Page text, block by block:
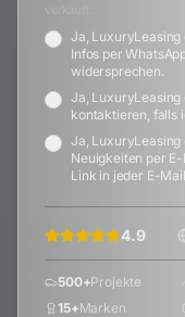
Ja, LuxuryLeasing
Infos per
widersprechen.
Ja, LuxuryLeasing
kontaktieren, falls
Ja, LuxuryLeasing
Neuigkeiten per
Link in jeder E-Mail.
4.9(
500+Projekte
15+Marken